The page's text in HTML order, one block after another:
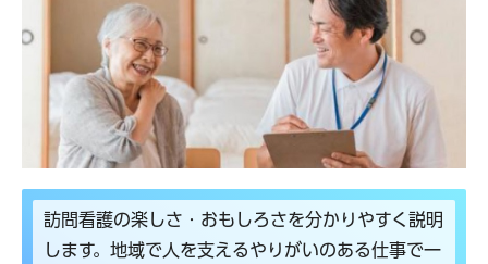
訪問看護の楽しさ・おもしろさを分かりやすく説明
します。地域で人を支えるやりがいのある仕事で一